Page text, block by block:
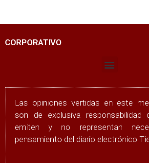
CORPORATIVO
Las opiniones vertidas en este
son de exclusiva responsabilidad
emiten y no representan
pensamiento del diario electrónico